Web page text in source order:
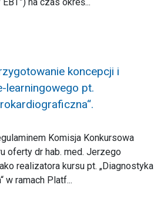
koncepcji i
learningowego pt.
Komisja Konkursowa
oferty dr hab. med. Jerzego
realizatora kursu pt. „Diagnostyka
w ramach Platf...